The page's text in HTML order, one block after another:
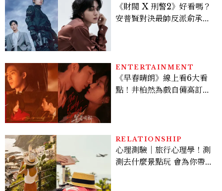
《財閥 X 刑警2》好看嗎？
安普賢對決最帥反派俞承
多大？
ENTERTAINMENT
《早春晴朗》線上看6大看
點！井柏然為戲自備高訂，
RELATIONSHIP
心理測驗｜旅行心理學！測
測去什麼景點玩 會為你帶來